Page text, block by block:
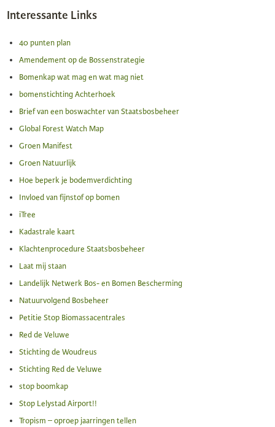
Interessante Links
40 punten plan
Amendement op de Bossenstrategie
Bomenkap wat mag en wat mag niet
bomenstichting Achterhoek
Brief van een boswachter van Staatsbosbeheer
Global Forest Watch Map
Groen Manifest
Groen Natuurlijk
Hoe beperk je bodemverdichting
Invloed van fijnstof op bomen
iTree
Kadastrale kaart
Klachtenprocedure Staatsbosbeheer
Laat mij staan
Landelijk Netwerk Bos- en Bomen Bescherming
Natuurvolgend Bosbeheer
Petitie Stop Biomassacentrales
Red de Veluwe
Stichting de Woudreus
Stichting Red de Veluwe
stop boomkap
Stop Lelystad Airport!!
Tropism – oproep jaarringen tellen